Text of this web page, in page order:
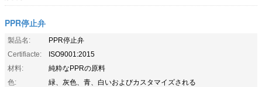
PPR停止弁
製品名:
PPR停止弁
Certifiacte:
ISO9001:2015
材料:
純粋なPPRの原料
色:
緑、灰色、青、白いおよびカスタマイズされる